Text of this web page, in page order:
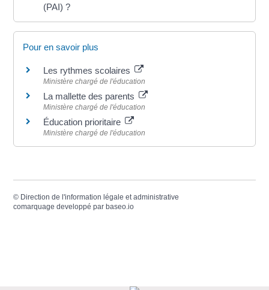
(PAI) ?
Pour en savoir plus
Les rythmes scolaires
Ministère chargé de l'éducation
La mallette des parents
Ministère chargé de l'éducation
Éducation prioritaire
Ministère chargé de l'éducation
© Direction de l'information légale et administrative
comarquage developpé par baseo.io